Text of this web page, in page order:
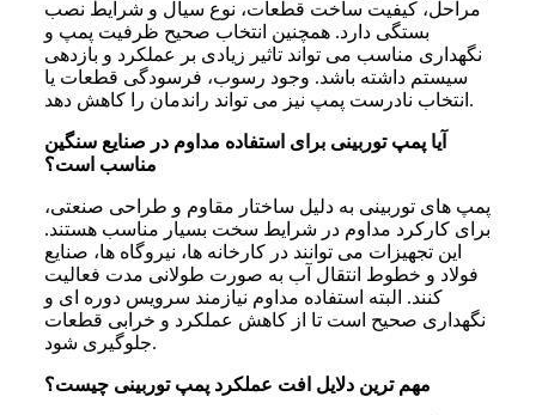
مراحل، کیفیت ساخت قطعات، نوع سیال و شرایط نصب
بستگی دارد. همچنین انتخاب صحیح ظرفیت پمپ و
نگهداری مناسب می تواند تاثیر زیادی بر عملکرد و بازدهی
سیستم داشته باشد. وجود رسوب، فرسودگی قطعات یا
انتخاب نادرست پمپ نیز می تواند راندمان را کاهش دهد.
آیا پمپ توربینی برای استفاده مداوم در صنایع سنگین
مناسب است؟
پمپ های توربینی به دلیل ساختار مقاوم و طراحی صنعتی،
برای کارکرد مداوم در شرایط سخت بسیار مناسب هستند.
این تجهیزات می توانند در کارخانه ها، نیروگاه ها، صنایع
فولاد و خطوط انتقال آب به صورت طولانی مدت فعالیت
کنند. البته استفاده مداوم نیازمند سرویس دوره ای و
نگهداری صحیح است تا از کاهش عملکرد و خرابی قطعات
جلوگیری شود.
مهم ترین دلایل افت عملکرد پمپ توربینی چیست؟